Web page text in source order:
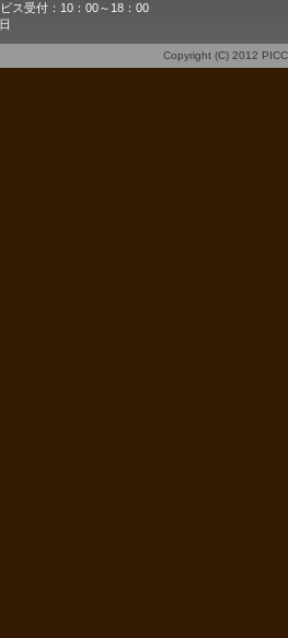
ス受付：10：00～18：00
Copyright (C) 2012